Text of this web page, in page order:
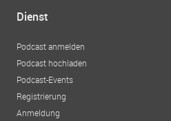
Dienst
Podcast anmelden
Podcast hochladen
Podcast-Events
Registrierung
Anmeldung